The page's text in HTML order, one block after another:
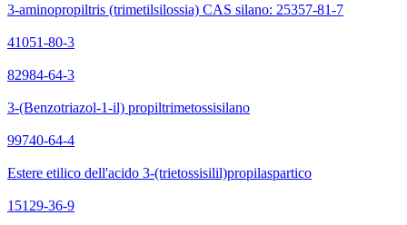
3-aminopropiltris (trimetilsilossia) CAS silano: 25357-81-7
41051-80-3
82984-64-3
3-(Benzotriazol-1-il) propiltrimetossisilano
99740-64-4
Estere etilico dell'acido 3-(trietossisilil)propilaspartico
15129-36-9